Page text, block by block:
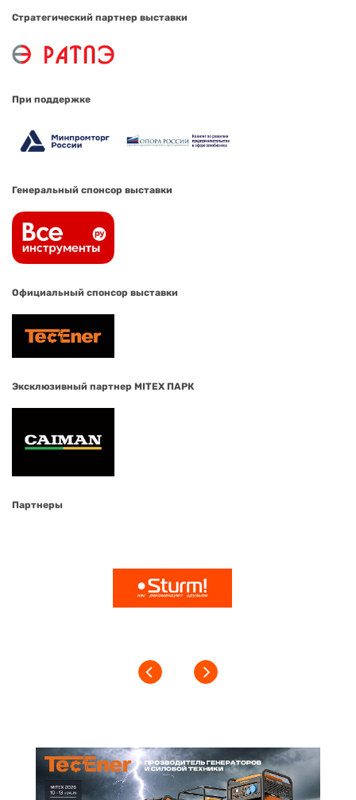
Стратегический партнер выставки
При поддержке
Генеральный спонсор выставки
Официальный спонсор выставки
Эксклюзивный партнер MITEX ПАРК
Партнеры